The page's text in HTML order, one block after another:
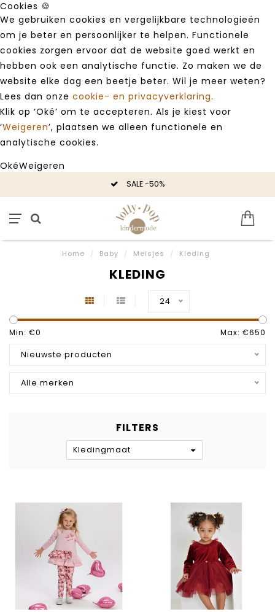
Cookies 🍪
We gebruiken cookies en vergelijkbare technologieën
om je beter en persoonlijker te helpen. Functionele
cookies zorgen ervoor dat de website goed werkt en
hebben ook een analytische functie. Zo maken we de
website elke dag een beetje beter. Wil je meer weten?
Lees dan onze cookie- en privacyverklaring.
Klik op ‘Oké’ om te accepteren. Als je kiest voor
‘Weigeren’, plaatsen we alleen functionele en
analytische cookies.
OkéWeigeren
SALE -50%
Home / Baby / Meisjes / Kleding
KLEDING
24
Min: €0 Max: €650
Nieuwste producten
Alle merken
FILTERS
Kledingmaat